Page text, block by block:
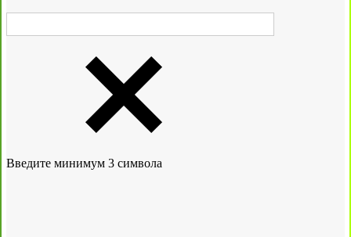
Введите минимум 3 символа